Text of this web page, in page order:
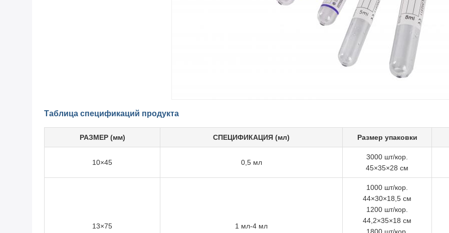
Таблица спецификаций продукта
РАЗМЕР (мм) СПЕЦИФИКАЦИЯ (мл) Размер упаковки
10×45 0,5 мл
3000 шт/кор.
45×35×28 см
13×75 1 мл-4 мл
1000 шт/кор.
44×30×18,5 см
1200 шт/кор.
44,2×35×18 см